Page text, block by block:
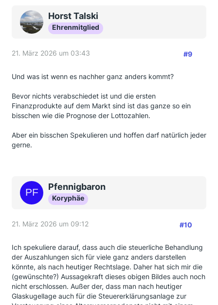
Horst Talski
Ehrenmitglied
21. März 2026 um 03:43 #9
Und was ist wenn es nachher ganz anders kommt?
Bevor nichts verabschiedet ist und die ersten
Finanzprodukte auf dem Markt sind ist das ganze so ein
bisschen wie die Prognose der Lottozahlen.
Aber ein bisschen Spekulieren und hoffen darf natürlich jeder
gerne.
Pfennigbaron
Koryphäe
21. März 2026 um 09:12 #10
Ich spekuliere darauf, dass auch die steuerliche Behandlung
der Auszahlungen sich für viele ganz anders darstellen
könnte, als nach heutiger Rechtslage. Daher hat sich mir die
(gewünschte?) Aussagekraft dieses obigen Bildes auch noch
nicht erschlossen. Außer der, dass man nach heutiger
Glaskugellage auch für die Steuererklärungsanlage zur